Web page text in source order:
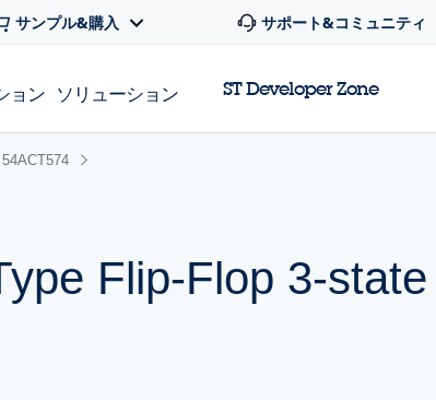
サンプル&購入 サポート&コミュニティ
ョン ソリューション ST Developer Zone
54ACT574
Flip-Flop 3-state